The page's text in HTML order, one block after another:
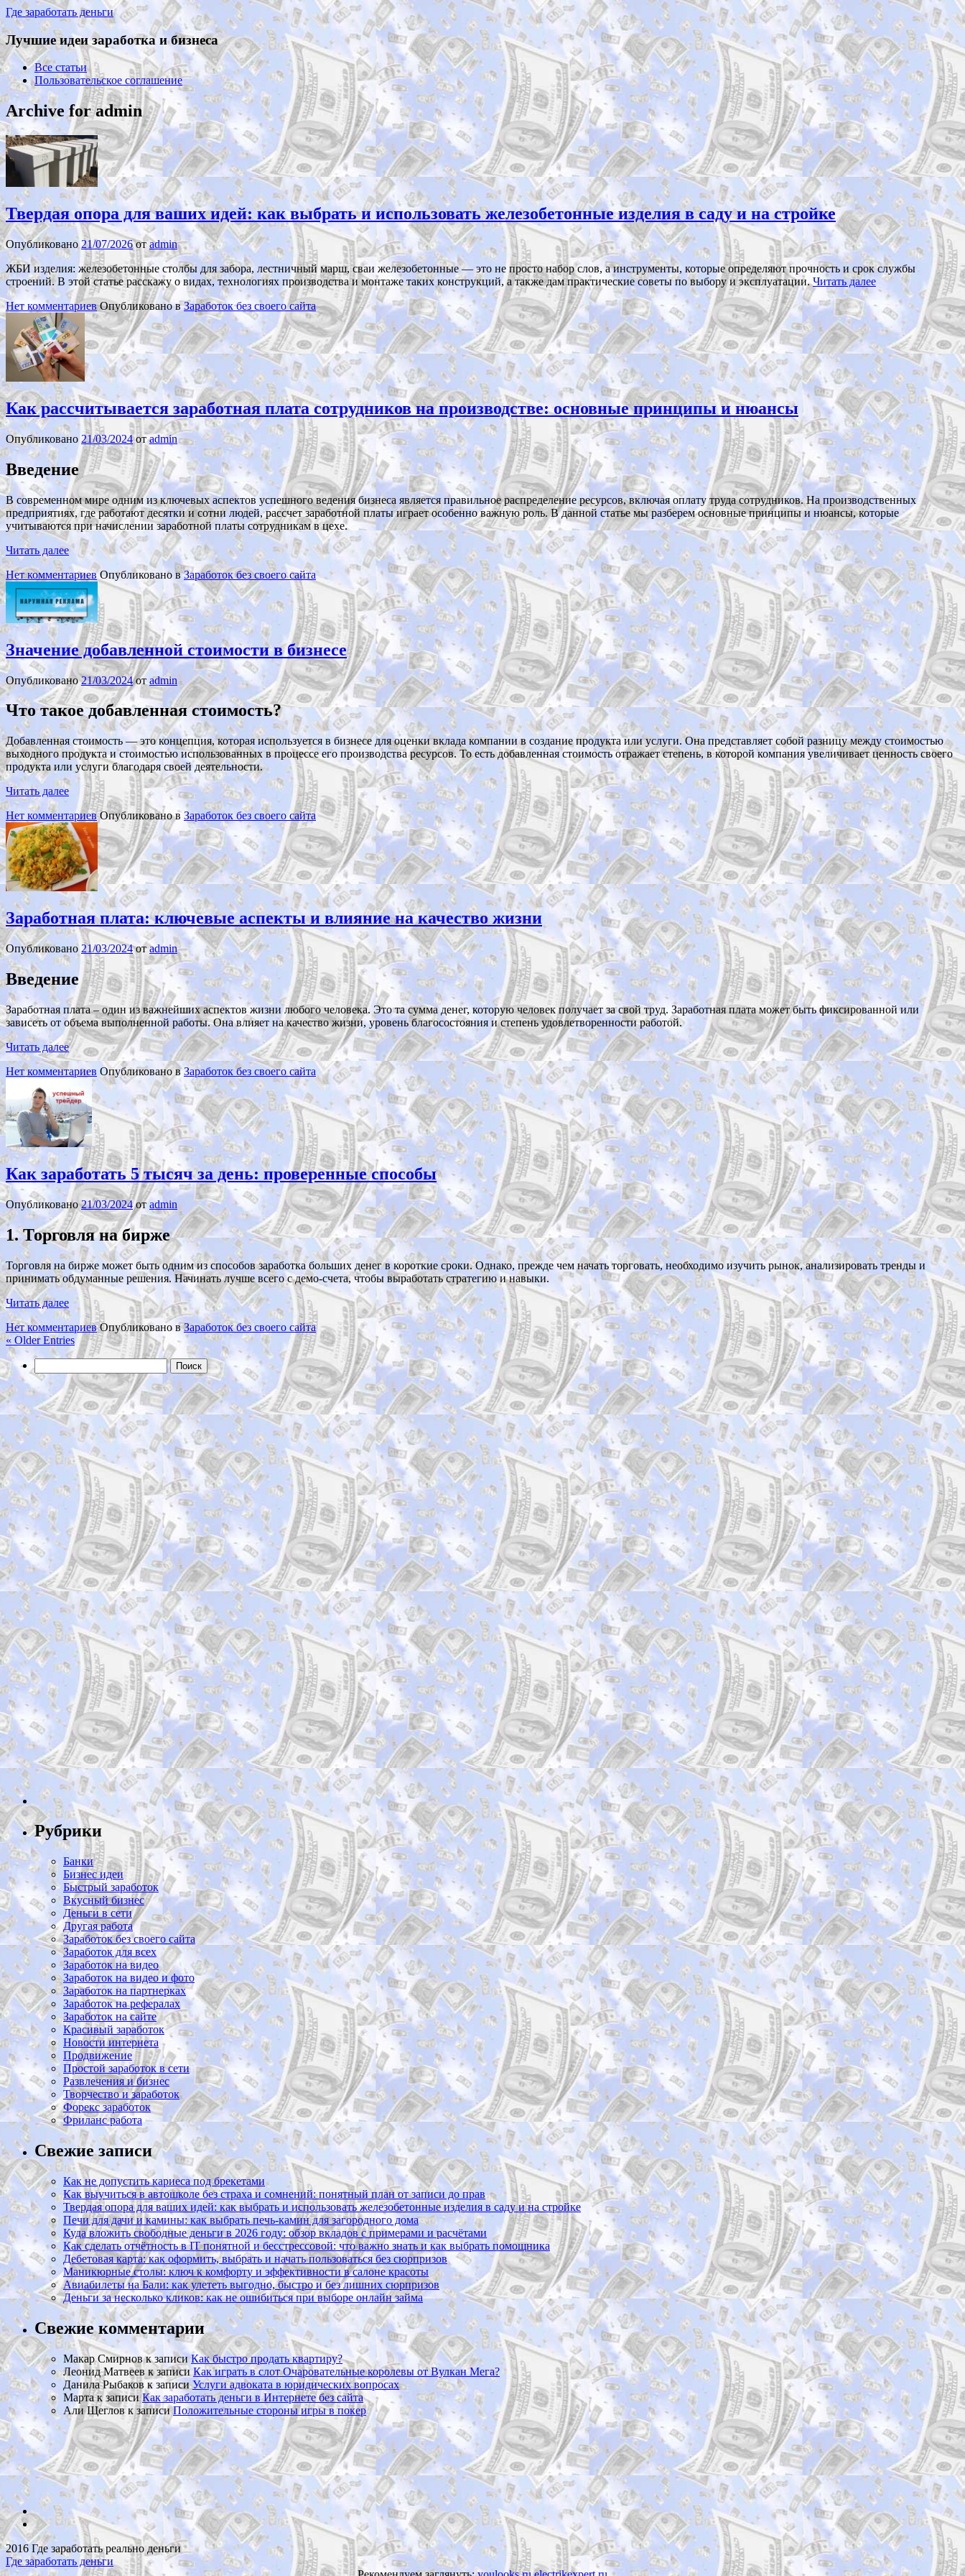
Где заработать деньги
Лучшие идеи заработка и бизнеса
Все статьи
Пользовательское соглашение
Archive for admin
Твердая опора для ваших идей: как выбрать и использовать железобетонные изделия в саду и на стройке
Опубликовано 21/07/2026 отadmin
ЖБИ изделия: железобетонные столбы для забора, лестничный марш, сваи железобетонные — это не просто набор слов, а инструменты, которые определяют прочность и срок службы
строений. В этой статье расскажу о видах, технологиях производства и монтаже таких конструкций, а также дам практические советы по выбору и эксплуатации.Читать далее
Нет комментариев Опубликовано вЗаработок без своего сайта
Как рассчитывается заработная плата сотрудников на производстве: основные принципы и нюансы
Опубликовано 21/03/2024 отadmin
Введение
В современном мире одним из ключевых аспектов успешного ведения бизнеса является правильное распределение ресурсов, включая оплату труда сотрудников. На производственных
предприятиях, где работают десятки и сотни людей, рассчет заработной платы играет особенно важную роль. В данной статье мы разберем основные принципы и нюансы, которые
учитываются при начислении заработной платы сотрудникам в цехе.
Читать далее
Нет комментариев Опубликовано вЗаработок без своего сайта
Значение добавленной стоимости в бизнесе
Опубликовано21/03/2024 от admin
Что такое добавленная стоимость?
Добавленная стоимость — это концепция, которая используется в бизнесе для оценки вклада компании в создание продукта или услуги. Она представляет собой разницу между стоимостью
выходного продукта и стоимостью использованных в процессе его производства ресурсов. То есть добавленная стоимость отражает степень, в которой компания увеличивает ценность своего
продукта или услуги благодаря своей деятельности.
Читать далее
Нет комментариев Опубликовано в Заработок без своего сайта
Заработная плата: ключевые аспекты и влияние на качество жизни
Опубликовано 21/03/2024 отadmin
Введение
Заработная плата – один из важнейших аспектов жизни любого человека. Это та сумма денег, которую человек получает за свой труд. Заработная плата может быть фиксированной или
зависеть от объема выполненной работы. Она влияет на качество жизни, уровень благосостояния и степень удовлетворенности работой.
Читать далее
Нет комментариев Опубликовано вЗаработок без своего сайта
Как заработать 5 тысяч за день: проверенные способы
Опубликовано21/03/2024 отadmin
1. Торговля на бирже
Торговля на бирже может быть одним из способов заработка больших денег в короткие сроки. Однако, прежде чем начать торговать, необходимо изучить рынок, анализировать тренды и
принимать обдуманные решения. Начинать лучше всего с демо-счета, чтобы выработать стратегию и навыки.
Читать далее
Нет комментариев Опубликовано вЗаработок без своего сайта
« Older Entries
Найти:
Рубрики
Банки
Бизнес идеи
Быстрый заработок
Вкусный бизнес
Деньги в сети
Другая работа
Заработок без своего сайта
Заработок для всех
Заработок на видео
Заработок на видео и фото
Заработок на партнерках
Заработок на рефералах
Заработок на сайте
Красивый заработок
Новости интернета
Продвижение
Простой заработок в сети
Развлечения и бизнес
Творчество и заработок
Форекс заработок
Фриланс работа
Свежие записи
Как не допустить кариеса под брекетами
Как выучиться в автошколе без страха и сомнений: понятный план от записи до прав
Твердая опора для ваших идей: как выбрать и использовать железобетонные изделия в саду и на стройке
Печи для дачи и камины: как выбрать печь-камин для загородного дома
Куда вложить свободные деньги в 2026 году: обзор вкладов с примерами и расчётами
Как сделать отчётность в IT понятной и бесстрессовой: что важно знать и как выбрать помощника
Дебетовая карта: как оформить, выбрать и начать пользоваться без сюрпризов
Маникюрные столы: ключ к комфорту и эффективности в салоне красоты
Авиабилеты на Бали: как улететь выгодно, быстро и без лишних сюрпризов
Деньги за несколько кликов: как не ошибиться при выборе онлайн займа
Свежие комментарии
Макар Смирновк записиКак быстро продать квартиру?
Леонид Матвеевк записи Как играть в слот Очаровательные королевы от Вулкан Мега?
Данила Рыбаков к записиУслуги адвоката в юридических вопросах
Мартак записи Как заработать деньги в Интернете без сайта
Али Щегловк записиПоложительные стороны игры в покер
2016 Где заработать реально деньги
Где заработать деньги